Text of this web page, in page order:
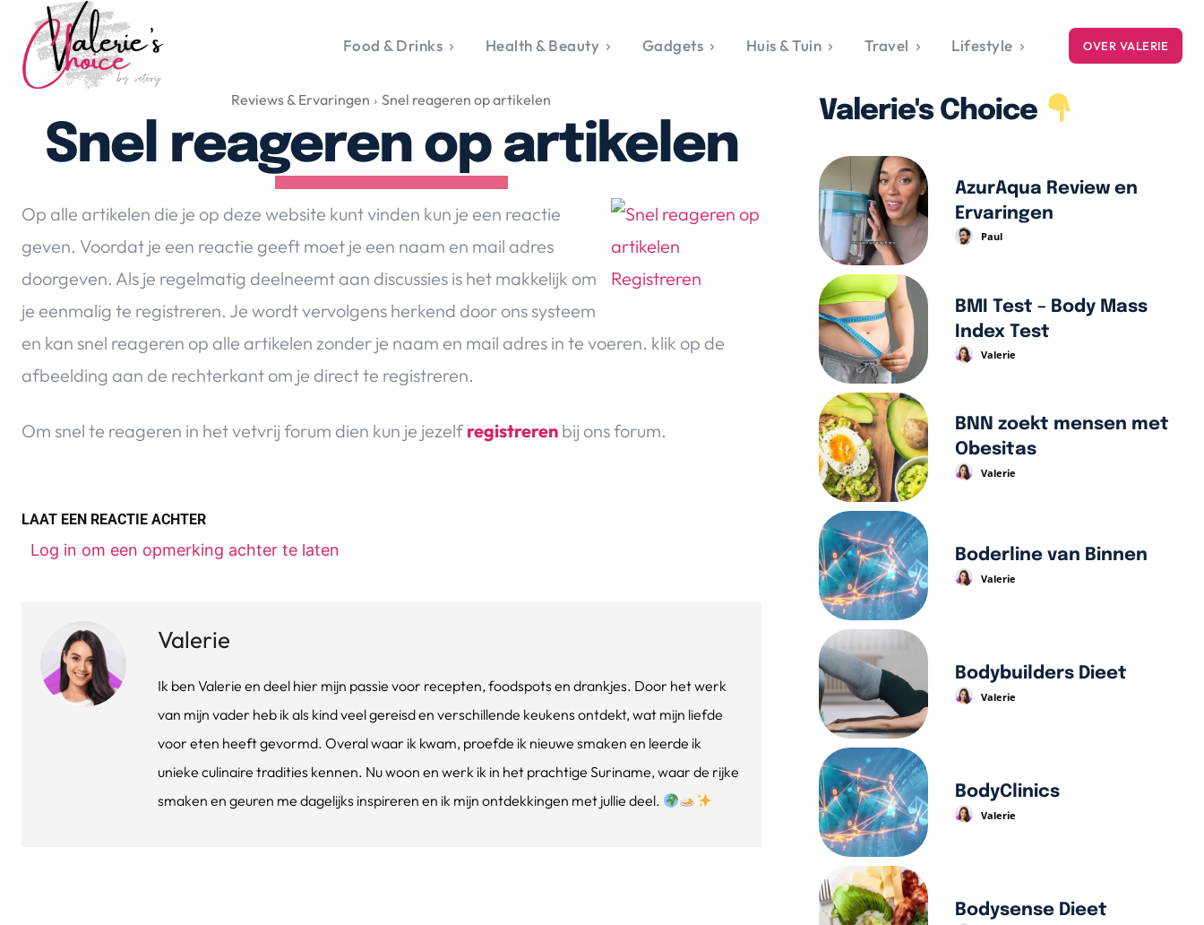
Valerie's Topics
Food & Drinks
Happyness & Opmerkelijk
Lifestyle, Sport &
Duurzaamheid
Gadgets & Tech
Top 5 van Valerie
Health & Beauty
Huis & Tuin
Over Valerie
Over Valerie
De Top 5
Food & Drinks
Health & Beauty
Lifestyle
Food & Drinks Health & Beauty Gadgets Huis & Tuin Travel Lifestyle OVER VALERIE
Reviews & Ervaringen Snel reageren op artikelen
Snel reageren op artikelen
Op alle artikelen die je op deze website kunt vinden kun je een reactie
geven. Voordat je een reactie geeft moet je een naam en mail adres
doorgeven. Als je regelmatig deelneemt aan discussies is het makkelijk om
je eenmalig te registreren. Je wordt vervolgens herkend door ons systeem
en kan snel reageren op alle artikelen zonder je naam en mail adres in te voeren. klik op de
afbeelding aan de rechterkant om je direct te registreren.
Om snel te reageren in het vetvrij forum dien kun je jezelfregistreren bij ons forum.
LAAT EEN REACTIE ACHTER
Log in om een opmerking achter te laten
Valerie
Ik ben Valerie en deel hier mijn passie voor recepten, foodspots en drankjes. Door het werk
van mijn vader heb ik als kind veel gereisd en verschillende keukens ontdekt, wat mijn liefde
voor eten heeft gevormd. Overal waar ik kwam, proefde ik nieuwe smaken en leerde ik
unieke culinaire tradities kennen. Nu woon en werk ik in het prachtige Suriname, waar de rijke
smaken en geuren me dagelijks inspireren en ik mijn ontdekkingen met jullie deel.
Valerie's Choice
AzurAqua Review en
Ervaringen
Paul
BMI Test – Body Mass
Index Test
Valerie
BNN zoekt mensen met
Obesitas
Valerie
Boderline van Binnen
Valerie
Bodybuilders Dieet
Valerie
BodyClinics
Valerie
Bodysense Dieet